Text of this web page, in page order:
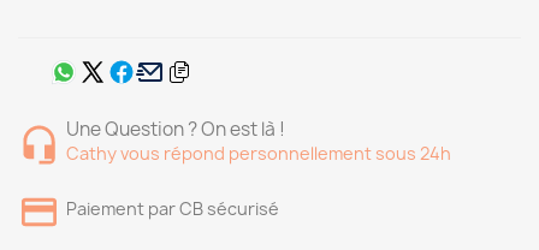
Une Question ? On est là !
Cathy vous répond personnellement sous 24h
Paiement par CB sécurisé